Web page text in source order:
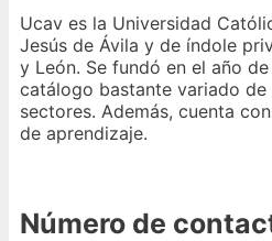
Ucav es la Universidad
Jesús de Ávila y de índole
y León. Se fundó en el año
catálogo bastante variado
sectores. Además, cuenta
de aprendizaje.
Número de